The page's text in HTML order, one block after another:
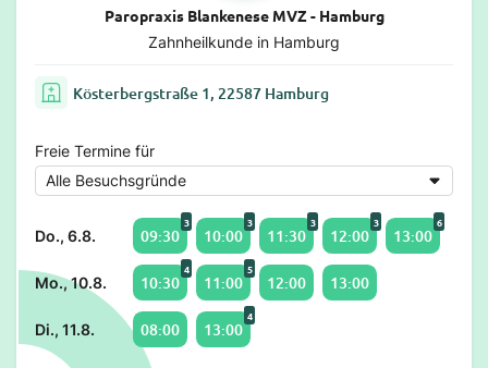
Paropraxis Blankenese MVZ - Hamburg
Zahnheilkunde in Hamburg
Kösterbergstraße 1, 22587 Hamburg
Freie Termine für
Do., 6.8. 09:30
3
10:00
3
11:30
3
12:00
3
13:00
6
Mo., 10.8. 10:30
4
11:00
5
12:00 13:00
Di., 11.8. 08:00 13:00
4